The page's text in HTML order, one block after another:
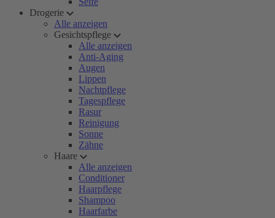
Drogerie
Alle anzeigen
Gesichtspflege
Alle anzeigen
Anti-Aging
Augen
Lippen
Nachtpflege
Tagespflege
Rasur
Reinigung
Sonne
Zähne
Haare
Alle anzeigen
Conditioner
Haarpflege
Shampoo
Haarfarbe